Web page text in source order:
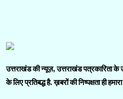
उत्तराखंड की न्यूज़, उत्तराखंड पत्रकारिता के
के लिए प्रतिबद्ध है. ख़बरों की निष्पक्षता ही